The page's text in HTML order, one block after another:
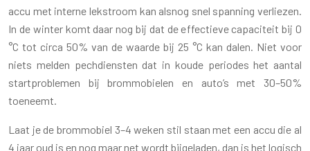
accu met interne lekstroom kan alsnog snel spanning verliezen.
In de winter komt daar nog bij dat de effectieve capaciteit bij 0
°C tot circa 50% van de waarde bij 25 °C kan dalen. Niet voor
niets melden pechdiensten dat in koude periodes het aantal
startproblemen bij brommobielen en auto’s met 30–50%
toeneemt.
Laat je de brommobiel 3–4 weken stil staan met een accu die al
4 jaar oud is en nog maar net wordt bijgeladen, dan is het logisch